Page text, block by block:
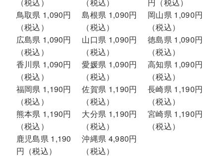
鳥取県 1,090円
（税込）
島根県 1,090円
（税込）
岡山県 1,090円
（税込）
広島県 1,090円
（税込）
山口県 1,090円
（税込）
徳島県 1,090円
（税込）
香川県 1,090円
（税込）
愛媛県 1,090円
（税込）
高知県 1,090円
（税込）
福岡県 1,190円
（税込）
佐賀県 1,190円
（税込）
長崎県 1,190円
（税込）
熊本県 1,190円
（税込）
大分県 1,190円
（税込）
宮崎県 1,190円
（税込）
鹿児島県 1,190
円（税込）
沖縄県 4,980円
（税込）